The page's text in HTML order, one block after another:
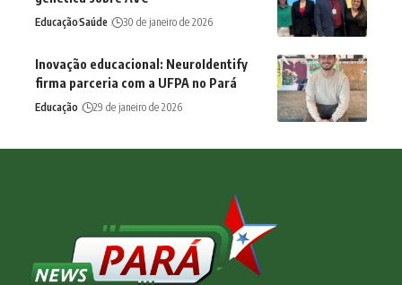
EducaçãoSaúde 30 de janeiro de 2026
Inovação educacional: NeuroIdentify
firma parceria com a UFPA no Pará
Educação 29 de janeiro de 2026